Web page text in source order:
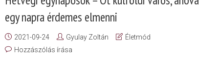
egy napra érdemes elmenni
2021-09-24 Gyulay Zoltán
Életmód
Hozzászólás írása